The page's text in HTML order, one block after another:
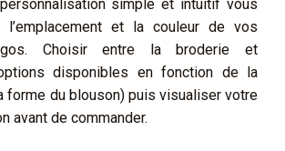
simple et intuitif vous
l’emplacement et la couleur de vos
Choisir entre la broderie et
disponibles en fonction de la
forme du blouson) puis visualiser votre
avant de commander.